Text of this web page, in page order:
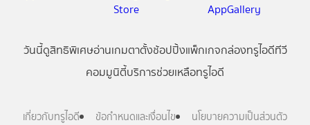
วันนี้ดูสิทธิพิเศษอ่านเกมตาตั้งช้อปปิ้งแพ็กเกจกล่องทรูไอดีทีวี
คอมมูนิตี้บริการช่วยเหลือทรูไอดี
เกี่ยวกับทรูไอดี ข้อกำหนดและเงื่อนไข
นโยบายความเป็นส่วนตัว